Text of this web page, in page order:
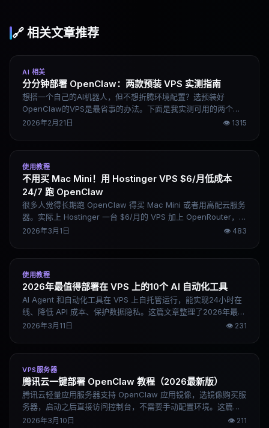
🔗 相关文章推荐
AI 相关
分分钟部署 OpenClaw：两款预装 VPS 实测指南
想搭一个自己的AI机器人，但不想折腾环境配置？选预装好
OpenClaw的VPS是最省事的办法。下面是我实测可用的两个方
案，新手跟着做，10分钟基本能跑起来。
2026年2月21日 👁 1315
使用教程
不用买 Mac Mini！用 Hostinger VPS $6/月低成本
24/7 跑 OpenClaw
很多人觉得长期跑 OpenClaw 得买 Mac Mini 或者用高配云服务
器。实际上 Hostinger 一台 $6/月的 VPS 加上 OpenRouter，15
分钟就能搭好，成本低到离谱，还能手机随时控制。这篇是完整
2026年3月1日 👁 483
使用教程
2026年最值得部署在 VPS 上的10个 AI 自动化工具
AI Agent 和自动化工具在 VPS 上自托管运行，能实现24小时在
线、降低 API 成本、保护数据隐私。这篇文章整理了2026年最值
得部署的10个工具，从 AI Agent 到工作流引擎、本地模型、数据
2026年3月11日 👁 231
VPS服务器
腾讯云一键部署 OpenClaw 教程（2026最新版）
腾讯云轻量应用服务器支持 OpenClaw 应用镜像，选镜像购买服
务器，启动之后直接访问控制台，不需要手动配置环境。这篇是
完整的一键部署流程，5分钟内可以完成。
2026年3月10日 👁 211